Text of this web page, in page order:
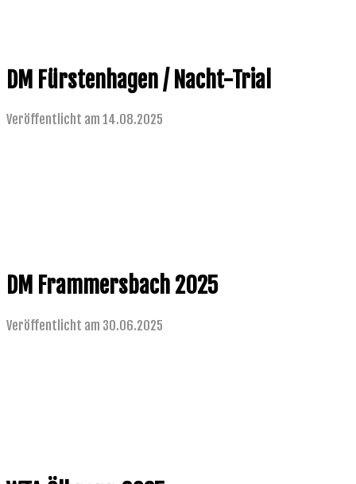
DM Fürstenhagen / Nacht-Trial
Veröffentlicht am 14.08.2025
DM Frammersbach 2025
Veröffentlicht am 30.06.2025